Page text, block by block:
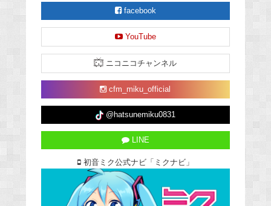
facebook
YouTube
ニコニコチャンネル
cfm_miku_official
@hatsunemiku0831
LINE
初音ミク公式ナビ「ミクナビ」